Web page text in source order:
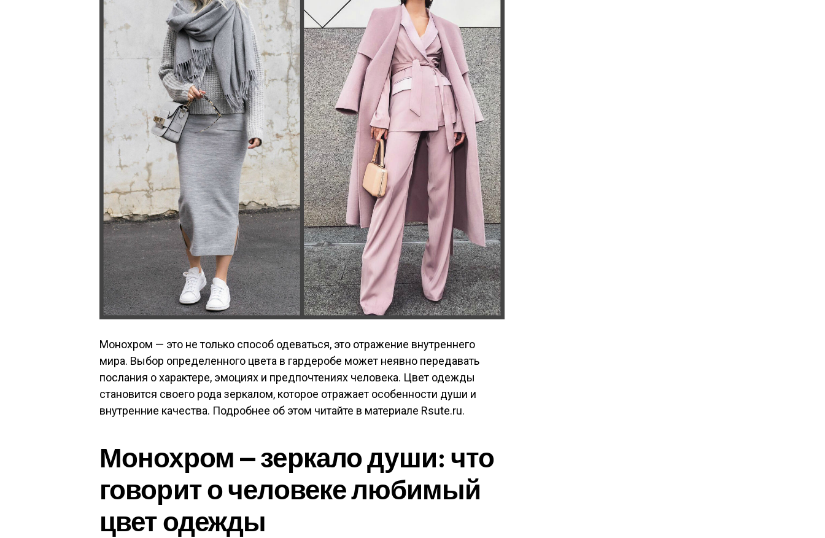
Монохром — это не только способ одеваться, это отражение внутреннего
мира. Выбор определенного цвета в гардеробе может неявно передавать
послания о характере, эмоциях и предпочтениях человека. Цвет одежды
становится своего рода зеркалом, которое отражает особенности души и
внутренние качества. Подробнее об этом читайте в материале Rsute.ru.
Монохром — зеркало души: что
говорит о человеке любимый
цвет одежды